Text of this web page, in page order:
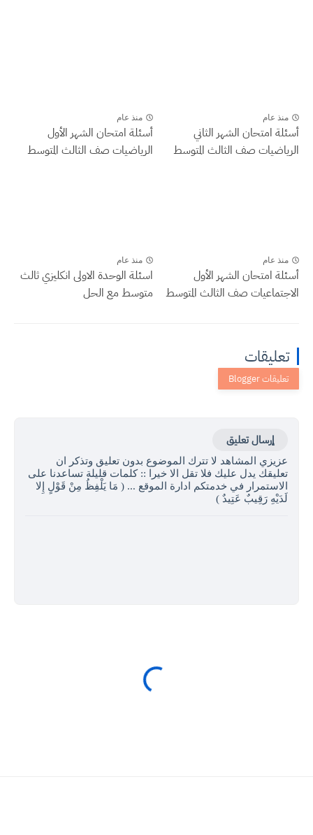
منذ عام
أسئلة امتحان الشهر الثاني
الرياضيات صف الثالث المتوسط
منذ عام
أسئلة امتحان الشهر الأول
الرياضيات صف الثالث المتوسط
منذ عام
أسئلة امتحان الشهر الأول
الاجتماعيات صف الثالث المتوسط
منذ عام
اسئلة الوحدة الاولى انكليزي ثالث
متوسط مع الحل
تعليقات
إرسال تعليق
عزيزي المشاهد لا تترك الموضوع بدون تعليق وتذكر ان
تعليقك يدل عليك فلا تقل الا خيرا :: كلمات قليلة تساعدنا على
الاستمرار في خدمتكم ادارة الموقع ... ( مَا يَلْفِظُ مِنْ قَوْلٍ إِلا
لَدَيْهِ رَقِيبٌ عَتِيدٌ )